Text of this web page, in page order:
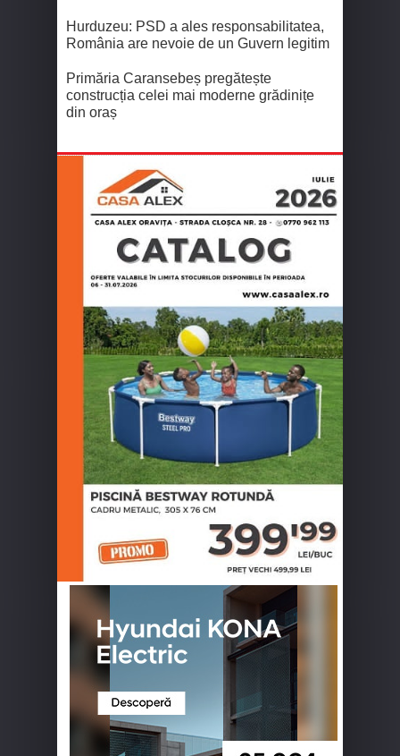
Hurduzeu: PSD a ales responsabilitatea,
România are nevoie de un Guvern legitim
Primăria Caransebeș pregătește
construcția celei mai moderne grădinițe
din oraș